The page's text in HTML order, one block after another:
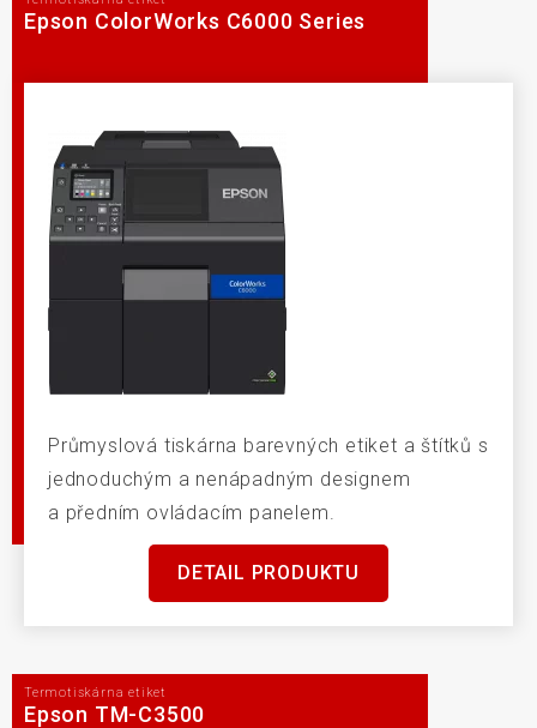
Epson ColorWorks C6000 Series
Průmyslová tiskárna barevných etiket a štítků s
jednoduchým a nenápadným designem
a předním ovládacím panelem.
DETAIL PRODUKTU
Termotiskárna etiket
Epson TM-C3500